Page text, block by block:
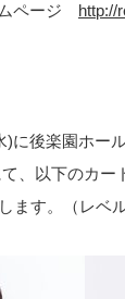
ページ http://
)に後楽園ホー
て、以下のカ
ます。（レベ